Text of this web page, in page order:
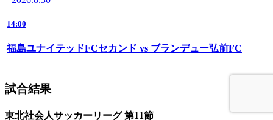
ジ
送
14:00
福島ユナイテッドFCセカンド vs ブランデュー弘前FC
試合結果
東北社会人サッカーリーグ 第11節